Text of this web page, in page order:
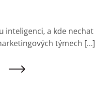
inteligenci, a kde nechat
týmech […]